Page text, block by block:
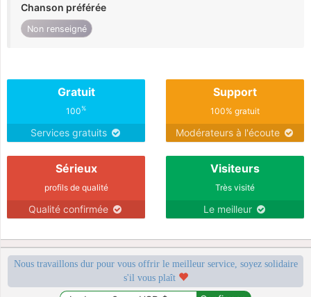
Chanson préférée
Non renseigné
Gratuit
100%
Services gratuits
Support
100% gratuit
Modérateurs à l'écoute
Sérieux
profils de qualité
Qualité confirmée
Visiteurs
Très visité
Le meilleur
Nous travaillons dur pour vous offrir le meilleur service, soyez solidaire
s'il vous plaît